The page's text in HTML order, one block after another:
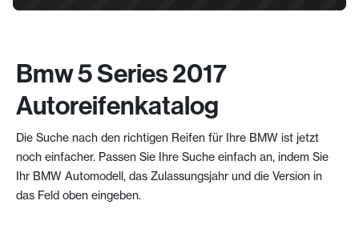
Bmw 5 Series 2017
Autoreifenkatalog
Die Suche nach den richtigen Reifen für Ihre BMW ist jetzt
noch einfacher. Passen Sie Ihre Suche einfach an, indem Sie
Ihr BMW Automodell, das Zulassungsjahr und die Version in
das Feld oben eingeben.